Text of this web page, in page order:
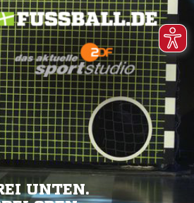
UNTEN.